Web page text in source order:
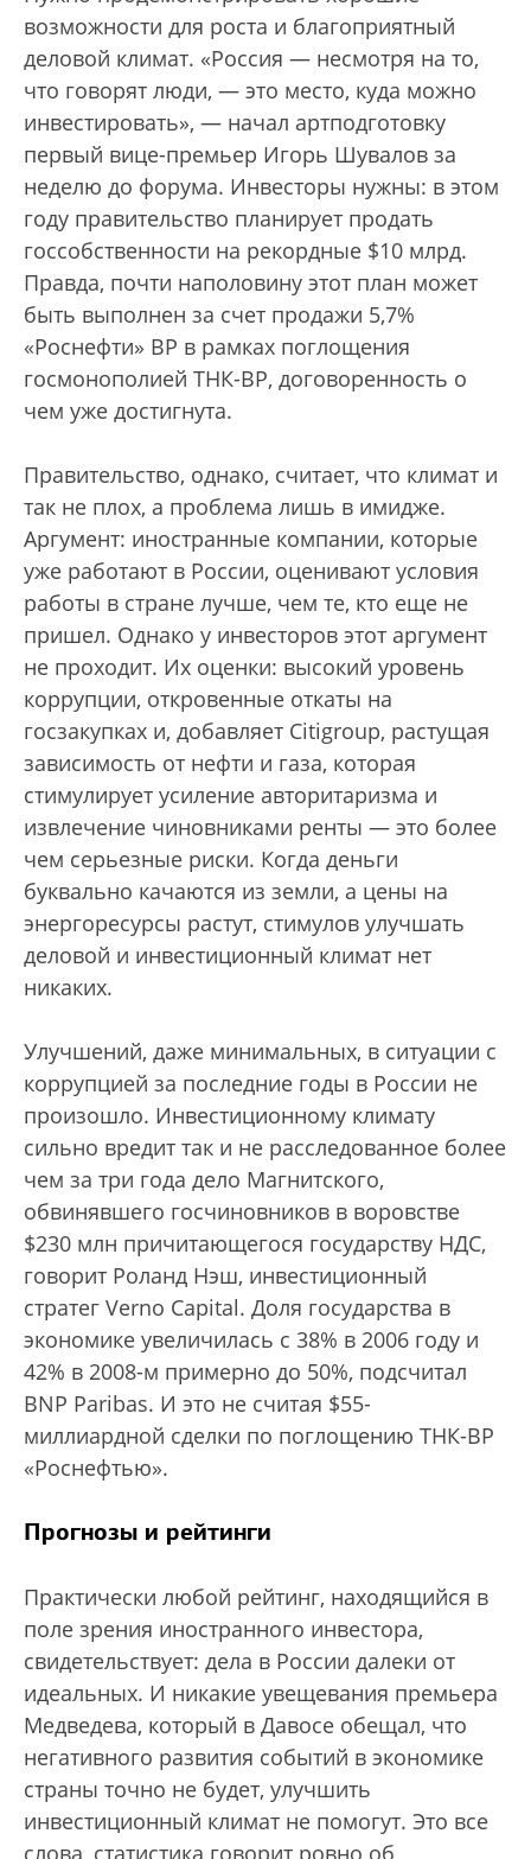
возможности для роста и благоприятный
деловой климат. «Россия — несмотря на то,
что говорят люди, — это место, куда можно
инвестировать», — начал артподготовку
первый вице-премьер Игорь Шувалов за
неделю до форума. Инвесторы нужны: в этом
году правительство планирует продать
госсобственности на рекордные $10 млрд.
Правда, почти наполовину этот план может
быть выполнен за счет продажи 5,7%
«Роснефти» BP в рамках поглощения
госмонополией ТНК-BP, договоренность о
чем уже достигнута.
Правительство, однако, считает, что климат и
так не плох, а проблема лишь в имидже.
Аргумент: иностранные компании, которые
уже работают в России, оценивают условия
работы в стране лучше, чем те, кто еще не
пришел. Однако у инвесторов этот аргумент
не проходит. Их оценки: высокий уровень
коррупции, откровенные откаты на
госзакупках и, добавляет Citigroup, растущая
зависимость от нефти и газа, которая
стимулирует усиление авторитаризма и
извлечение чиновниками ренты — это более
чем серьезные риски. Когда деньги
буквально качаются из земли, а цены на
энергоресурсы растут, стимулов улучшать
деловой и инвестиционный климат нет
никаких.
Улучшений, даже минимальных, в ситуации с
коррупцией за последние годы в России не
произошло. Инвестиционному климату
сильно вредит так и не расследованное более
чем за три года дело Магнитского,
обвинявшего госчиновников в воровстве
$230 млн причитающегося государству НДС,
говорит Роланд Нэш, инвестиционный
стратег Verno Capital. Доля государства в
экономике увеличилась с 38% в 2006 году и
42% в 2008-м примерно до 50%, подсчитал
BNP Paribas. И это не считая $55-
миллиардной сделки по поглощению ТНК-BP
«Роснефтью».
Прогнозы и рейтинги
Практически любой рейтинг, находящийся в
поле зрения иностранного инвестора,
свидетельствует: дела в России далеки от
идеальных. И никакие увещевания премьера
Медведева, который в Давосе обещал, что
негативного развития событий в экономике
страны точно не будет, улучшить
инвестиционный климат не помогут. Это все
слова, статистика говорит ровно об